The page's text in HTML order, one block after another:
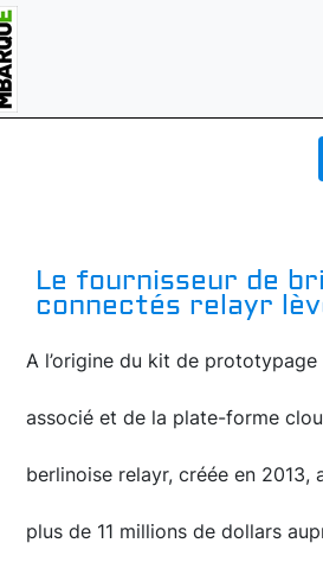
Le fournisseur de
connectés relayr
A l’origine du kit de
associé et de la plate-forme
berlinoise relayr, créée en
plus de 11 millions de dollars